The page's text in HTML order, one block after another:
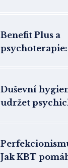
Benefit Plus a
Duševní
udržet
Jak KBT